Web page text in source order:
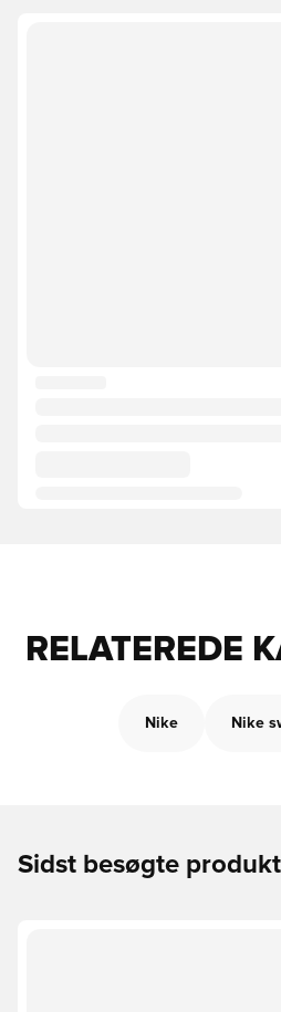
RELATEREDE
Nike Nike
Sidst besøgte